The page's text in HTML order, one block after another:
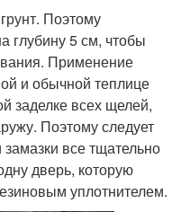
Поэтому
глубину 5 см, чтобы
Применение
и обычной теплице
заделке всех щелей,
Поэтому следует
все тщательно
дверь, которую
уплотнителем.